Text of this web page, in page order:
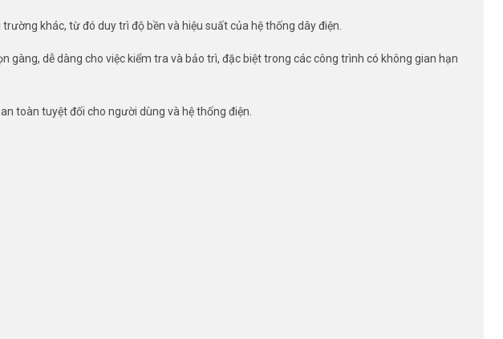
khác, từ đó duy trì độ bền và hiệu suất của hệ thống dây điện.
dễ dàng cho việc kiểm tra và bảo trì, đặc biệt trong các công trình có không gian hạn
toàn tuyệt đối cho người dùng và hệ thống điện.